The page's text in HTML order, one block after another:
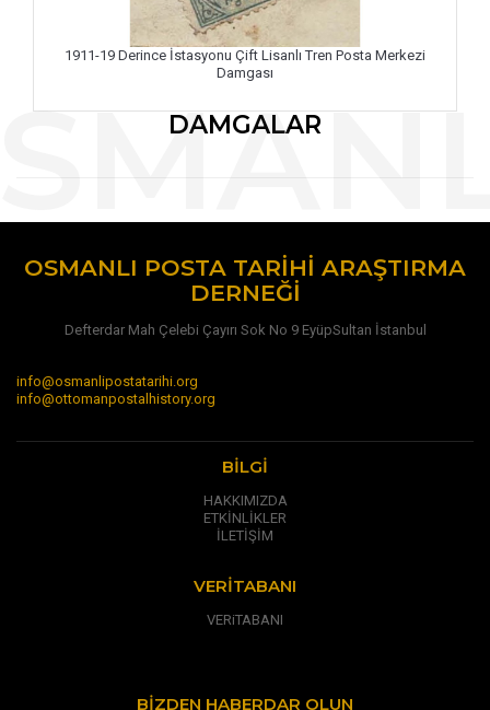
DAMGALAR
1911-19 Derince İstasyonu Çift Lisanlı Tren Posta Merkezi
Damgası
OSMANLI POSTA TARIHI ARAŞTIRMA
DERNEĞI
Defterdar Mah Çelebi Çayırı Sok No 9 EyüpSultan İstanbul
info@osmanlipostatarihi.org
info@ottomanpostalhistory.org
BILGI
HAKKIMIZDA
ETKİNLİKLER
İLETİŞİM
VERITABANI
VERiTABANI
BIZDEN HABERDAR OLUN